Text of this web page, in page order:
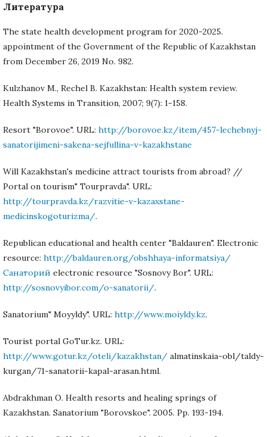
Литература
The state health development program for 2020-2025.
appointment of the Government of the Republic of Kazakhstan
from December 26, 2019 No. 982.
Kulzhanov M., Rechel B. Kazakhstan: Health system review.
Health Systems in Transition, 2007; 9(7): 1-158.
Resort "Borovoe". URL: http://borovoe.kz/item/457-lechebnyj-
sanatorijimeni-sakena-sejfullina-v-kazakhstane
Will Kazakhstan's medicine attract tourists from abroad? //
Portal on tourism" Tourpravda". URL:
http://tourpravda.kz/razvitie-v-kazaxstane-
medicinskogoturizma/.
Republican educational and health center "Baldauren". Electronic
resource: http://baldauren.org/obshhaya-informatsiya/
Санаторий electronic resource "Sosnovy Bor". URL:
http://sosnovyibor.com/o-sanatorii/.
Sanatorium" Moyyldy". URL: http://www.moiyldy.kz.
Tourist portal GoTur.kz. URL:
http://www.gotur.kz/oteli/kazakhstan/ almatinskaia-obl/taldy-
kurgan/71-sanatorii-kapal-arasan.html.
Abdrakhman O. Health resorts and healing springs of
Kazakhstan. Sanatorium "Borovskoe". 2005. Pp. 193-194.